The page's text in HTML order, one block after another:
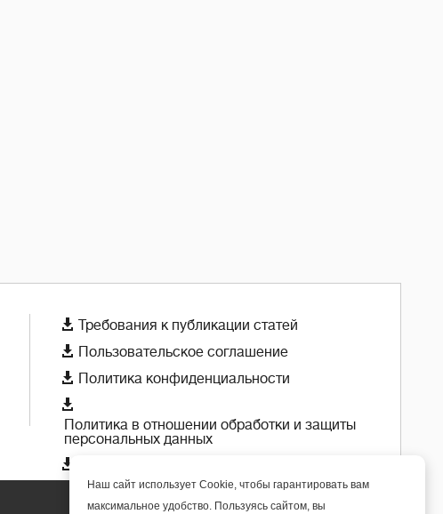
 Требования к публикации статей
 Пользовательское соглашение
 Политика конфиденциальности

Политика в отношении обработки и защиты
персональных данных

Наш сайт использует Cookie, чтобы гарантировать вам
максимальное удобство. Пользуясь сайтом, вы